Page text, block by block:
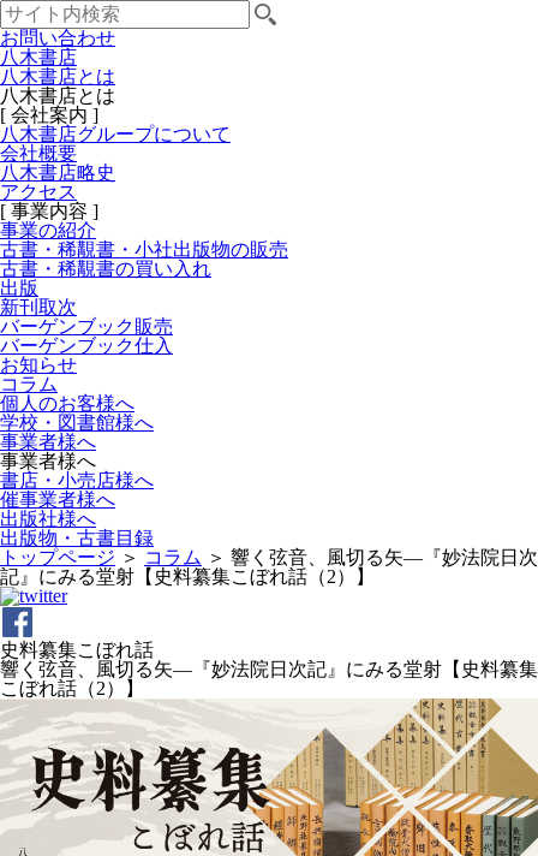
お問い合わせ
八木書店
八木書店とは
八木書店とは
[ 会社案内 ]
八木書店グループについて
会社概要
八木書店略史
アクセス
[ 事業内容 ]
事業の紹介
古書・稀覯書・小社出版物の販売
古書・稀覯書の買い入れ
出版
新刊取次
バーゲンブック販売
バーゲンブック仕入
お知らせ
コラム
個人のお客様へ
学校・図書館様へ
事業者様へ
事業者様へ
書店・小売店様へ
催事業者様へ
出版社様へ
出版物・古書目録
トップページ ＞ コラム ＞ 響く弦音、風切る矢―『妙法院日次
記』にみる堂射【史料纂集こぼれ話（2）】
史料纂集こぼれ話
響く弦音、風切る矢―『妙法院日次記』にみる堂射【史料纂集
こぼれ話（2）】